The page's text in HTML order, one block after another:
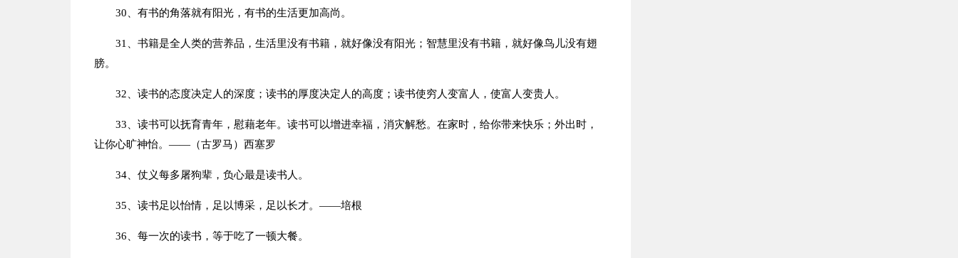
30、有书的角落就有阳光，有书的生活更加高尚。
31、书籍是全人类的营养品，生活里没有书籍，就好像没有阳光；智慧里没有书籍，就好像鸟儿没有翅
膀。
32、读书的态度决定人的深度；读书的厚度决定人的高度；读书使穷人变富人，使富人变贵人。
33、读书可以抚育青年，慰藉老年。读书可以增进幸福，消灾解愁。在家时，给你带来快乐；外出时，
让你心旷神怡。——（古罗马）西塞罗
34、仗义每多屠狗辈，负心最是读书人。
35、读书足以怡情，足以博采，足以长才。——培根
36、每一次的读书，等于吃了一顿大餐。